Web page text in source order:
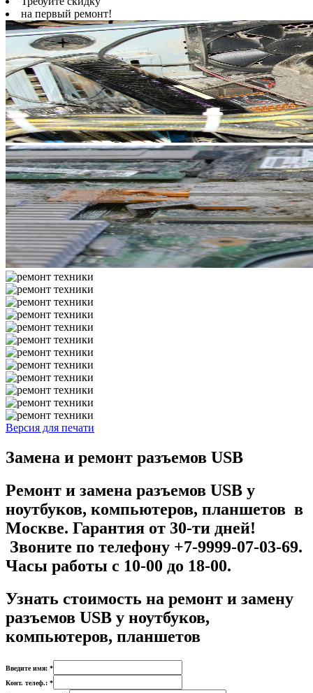
на первый ремонт!
Версия для печати
Замена и ремонт разъемов USB
Ремонт и замена разъемов USB у
ноутбуков, компьютеров, планшетов в
Москве. Гарантия от 30-ти дней!
Звоните по телефону +7-9999-07-03-69.
Часы работы с 10-00 до 18-00.
Узнать стоимость на ремонт и замену
разъемов USB у ноутбуков,
компьютеров, планшетов
Введите имя: *
Конт. телеф.: *